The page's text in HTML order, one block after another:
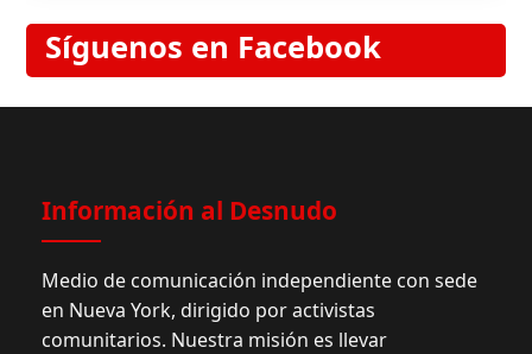
Síguenos en Facebook
Información al Desnudo
Medio de comunicación independiente con sede
en Nueva York, dirigido por activistas
comunitarios. Nuestra misión es llevar